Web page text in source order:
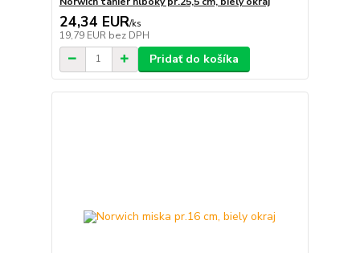
24,34 EUR/ks
19,79 EUR bez DPH
Pridať do košíka